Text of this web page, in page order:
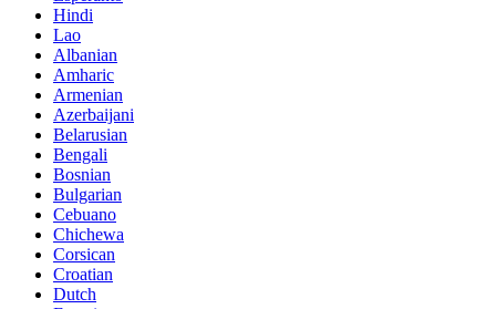
Hindi
Lao
Albanian
Amharic
Armenian
Azerbaijani
Belarusian
Bengali
Bosnian
Bulgarian
Cebuano
Chichewa
Corsican
Croatian
Dutch